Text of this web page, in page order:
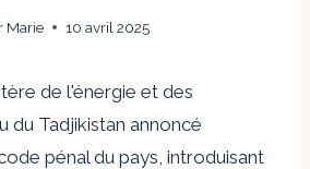
Marie 10 avril 2025
de l'énergie et des
du Tadjikistan annoncé
pénal du pays, introduisant